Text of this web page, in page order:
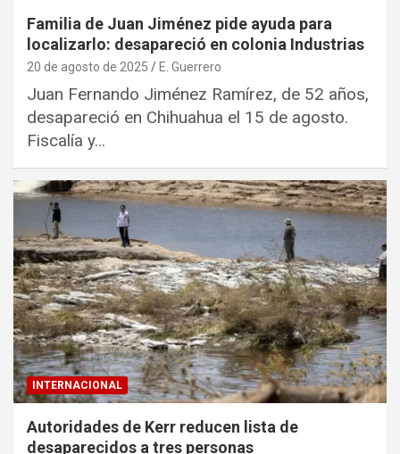
Familia de Juan Jiménez pide ayuda para
localizarlo: desapareció en colonia Industrias
20 de agosto de 2025 E. Guerrero
Juan Fernando Jiménez Ramírez, de 52 años,
desapareció en Chihuahua el 15 de agosto.
Fiscalía y…
INTERNACIONAL
Autoridades de Kerr reducen lista de
desaparecidos a tres personas